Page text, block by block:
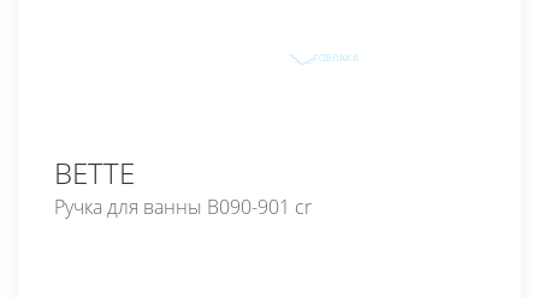
BETTE
Ручка для ванны B090-901 cr